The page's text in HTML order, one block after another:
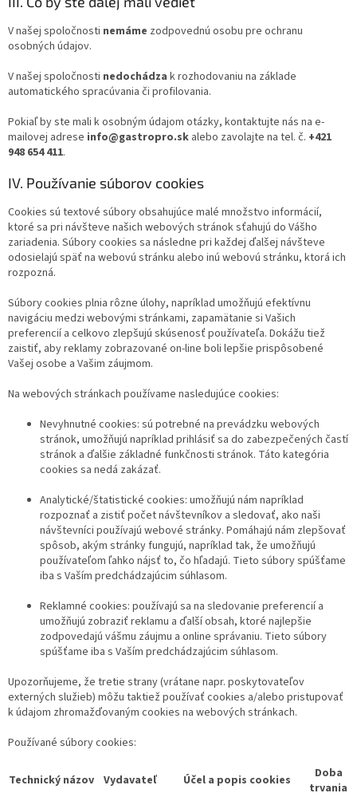
V našej spoločnosti nemáme zodpovednú osobu pre ochranu
osobných údajov.
V našej spoločnosti nedochádza k rozhodovaniu na základe
automatického spracúvania či profilovania.
Pokiaľ by ste mali k osobným údajom otázky, kontaktujte nás na e-
mailovej adrese info@gastropro.sk alebo zavolajte na tel. č. +421
948 654 411.
IV. Používanie súborov cookies
Cookies sú textové súbory obsahujúce malé množstvo informácií,
ktoré sa pri návšteve našich webových stránok sťahujú do Vášho
zariadenia. Súbory cookies sa následne pri každej ďalšej návšteve
odosielajú späť na webovú stránku alebo inú webovú stránku, ktorá ich
rozpozná.
Súbory cookies plnia rôzne úlohy, napríklad umožňujú efektívnu
navigáciu medzi webovými stránkami, zapamätanie si Vašich
preferencií a celkovo zlepšujú skúsenosť používateľa. Dokážu tiež
zaistiť, aby reklamy zobrazované on-line boli lepšie prispôsobené
Vašej osobe a Vašim záujmom.
Na webových stránkach používame nasledujúce cookies:
Nevyhnutné cookies: sú potrebné na prevádzku webových
stránok, umožňujú napríklad prihlásiť sa do zabezpečených častí
stránok a ďalšie základné funkčnosti stránok. Táto kategória
cookies sa nedá zakázať.
Analytické/štatistické cookies: umožňujú nám napríklad
rozpoznať a zistiť počet návštevníkov a sledovať, ako naši
návštevníci používajú webové stránky. Pomáhajú nám zlepšovať
spôsob, akým stránky fungujú, napríklad tak, že umožňujú
používateľom ľahko nájsť to, čo hľadajú. Tieto súbory spúšťame
iba s Vaším predchádzajúcim súhlasom.
Reklamné cookies: používajú sa na sledovanie preferencií a
umožňujú zobraziť reklamu a ďalší obsah, ktoré najlepšie
zodpovedajú vášmu záujmu a online správaniu. Tieto súbory
spúšťame iba s Vaším predchádzajúcim súhlasom.
Upozorňujeme, že tretie strany (vrátane napr. poskytovateľov
externých služieb) môžu taktiež používať cookies a/alebo pristupovať
k údajom zhromažďovaným cookies na webových stránkach.
Používané súbory cookies:
Technický názov Vydavateľ Účel a popis cookies
Doba
trvania